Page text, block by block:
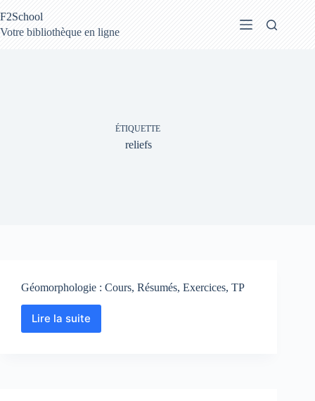
au
contenu
F2School
Votre bibliothèque en ligne
ÉTIQUETTE
reliefs
Géomorphologie : Cours, Résumés, Exercices, TP
Lire la suiteGéomorphologie